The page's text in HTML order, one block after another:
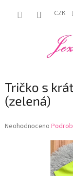
CZK
Tričko s
(zelená)
Průměrné
Neohodnoceno